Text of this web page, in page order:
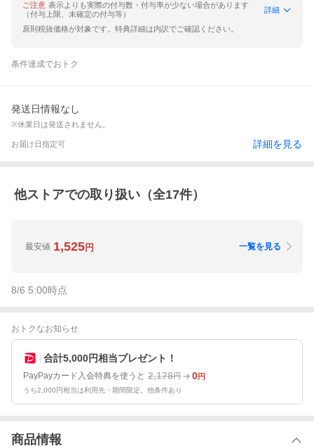
ご注意 表示よりも実際の付与数・付与率が少ない場合があります
（付与上限、未確定の付与等）
詳細
原則税抜価格が対象です。特典詳細は内訳でご確認ください。
条件達成でおトク
発送日情報なし
※休業日は発送されません。
お届け日指定可 詳細を見る
他ストアでの取り扱い（全17件）
最安値 1,525円 一覧を見る
8/6 5:00時点
おトクなお知らせ
合計5,000円相当プレゼント！
PayPayカード入会特典を使うと 2,178円 0円
うち2,000円相当は利用先・期間限定。他条件あり
商品情報